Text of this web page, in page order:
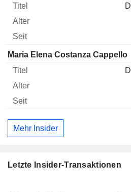
Maria Elena Costanza Cappello
Mehr Insider
Letzte Insider-Transaktionen